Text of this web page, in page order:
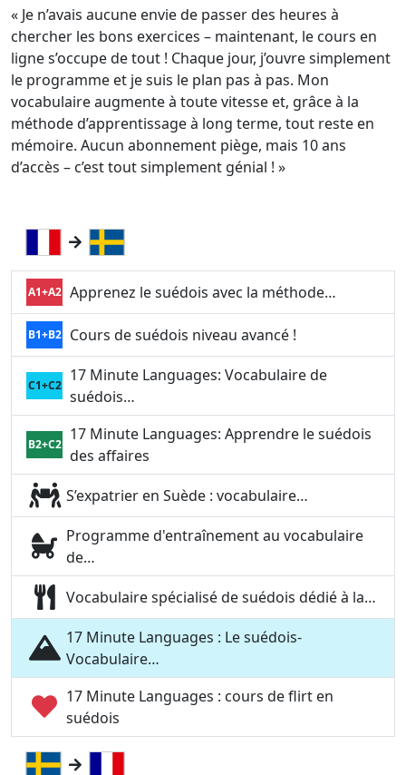
« Je n’avais aucune envie de passer des heures à
chercher les bons exercices – maintenant, le cours en
ligne s’occupe de tout ! Chaque jour, j’ouvre simplement
le programme et je suis le plan pas à pas. Mon
vocabulaire augmente à toute vitesse et, grâce à la
méthode d’apprentissage à long terme, tout reste en
mémoire. Aucun abonnement piège, mais 10 ans
d’accès – c’est tout simplement génial ! »
A1+A2 Apprenez le suédois avec la méthode…
B1+B2 Cours de suédois niveau avancé !
C1+C2
17 Minute Languages: Vocabulaire de
suédois…
B2+C2
17 Minute Languages: Apprendre le suédois
des affaires
S’expatrier en Suède : vocabulaire…
Programme d'entraînement au vocabulaire
de…
Vocabulaire spécialisé de suédois dédié à la…
17 Minute Languages : Le suédois-
Vocabulaire…
17 Minute Languages : cours de flirt en
suédois